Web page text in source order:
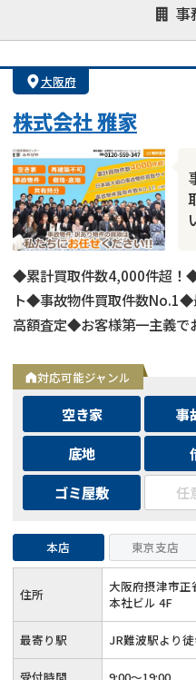
事
1億円
大阪府
株式会社 雅家
◆累計買取件数4,000件超！
ト◆事故物件買取件数No.1◆
高額査定◆お客様第一主義
対応可能ジャンル
空き家 事
底地
ゴミ屋敷
任
本店 東京支店
住所
大阪府摂津市正
本社ビル 4F
最寄り駅 JR難波駅より